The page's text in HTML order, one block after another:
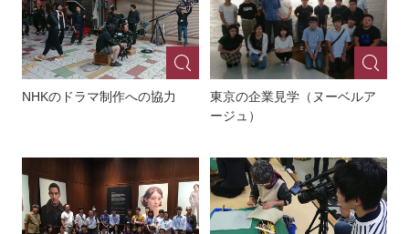
NHKのドラマ制作への協力
東京の企業見学（ヌーベルア
ージュ）